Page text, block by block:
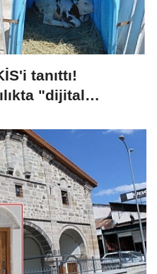
tanıttı!
"dijital